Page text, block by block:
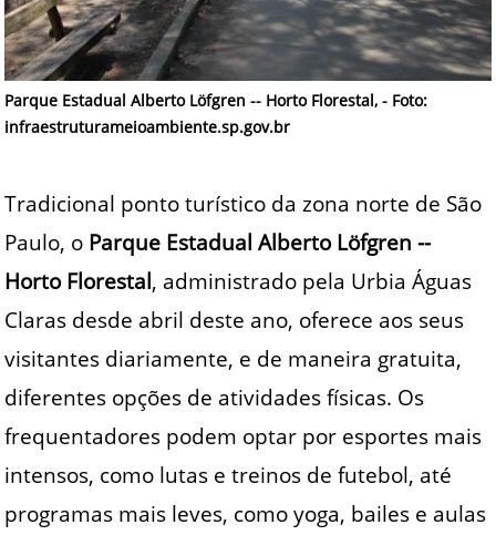
Parque Estadual Alberto Löfgren -- Horto Florestal, - Foto:
infraestruturameioambiente.sp.gov.br
Tradicional ponto turístico da zona norte de São
Paulo, o Parque Estadual Alberto Löfgren --
Horto Florestal, administrado pela Urbia Águas
Claras desde abril deste ano, oferece aos seus
visitantes diariamente, e de maneira gratuita,
diferentes opções de atividades físicas. Os
frequentadores podem optar por esportes mais
intensos, como lutas e treinos de futebol, até
programas mais leves, como yoga, bailes e aulas